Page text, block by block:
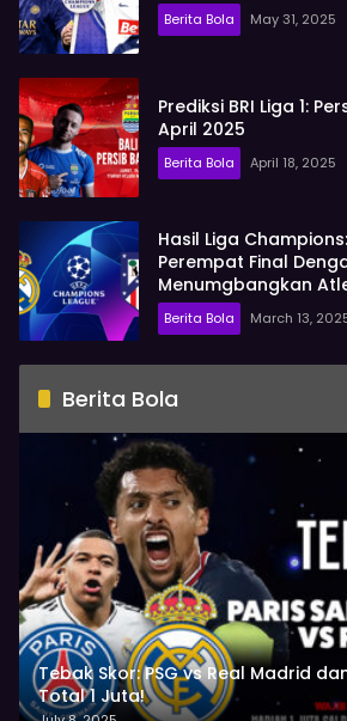
Berita Bola May 31, 2025
Prediksi BRI Liga 1:
April 2025
Berita Bola April 18, 2025
Hasil Liga
Perempat Final
Menumgbangkan
Berita Bola March 13,
Berita Bola
Tebak Skor: PSG vs Real Madrid
Total 1 Juta!